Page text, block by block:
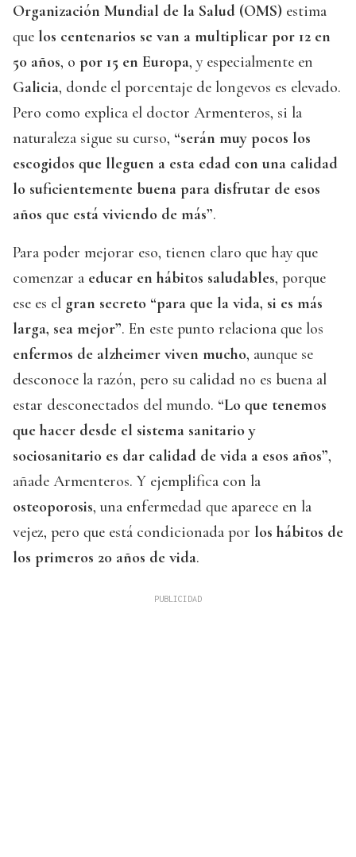
Organización Mundial de la Salud (OMS) estima
que los centenarios se van a multiplicar por 12 en
50 años, o por 15 en Europa, y especialmente en
Galicia, donde el porcentaje de longevos es elevado.
Pero como explica el doctor Armenteros, si la
naturaleza sigue su curso, “serán muy pocos los
escogidos que lleguen a esta edad con una calidad
lo suficientemente buena para disfrutar de esos
años que está viviendo de más”.
Para poder mejorar eso, tienen claro que hay que
comenzar a educar en hábitos saludables, porque
ese es el gran secreto “para que la vida, si es más
larga, sea mejor”. En este punto relaciona que los
enfermos de alzheimer viven mucho, aunque se
desconoce la razón, pero su calidad no es buena al
estar desconectados del mundo. “Lo que tenemos
que hacer desde el sistema sanitario y
sociosanitario es dar calidad de vida a esos años”,
añade Armenteros. Y ejemplifica con la
osteoporosis, una enfermedad que aparece en la
vejez, pero que está condicionada por los hábitos de
los primeros 20 años de vida.